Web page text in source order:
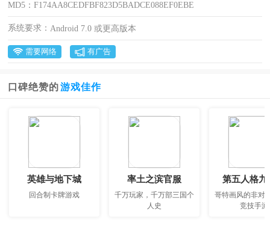
MD5：F174AA8CEDFBF823D5BADCE088EF0EBE
系统要求： Android 7.0 或更高版本
需要网络 有广告
口碑绝赞的 游戏佳作
英雄与地下城
回合制卡牌游戏
率土之滨官服
千万玩家，千万部三国个
人史
第五人格九
哥特画风的非对
竞技手游